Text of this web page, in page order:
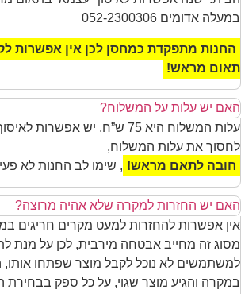
במעלה אדומים 052-2300306
החנות מתפקדת כמחסן לכן אין אפשרות
תאום מראש!
האם יש עלות על המשלוח?
עלות המשלוח היא 75 ש”ח, יש
לחסוך את עלות המשלוח,
חובה לתאם מראש! , שימו לב החנות לא
האם יש החזרות למקרה שלא אהיה מרוצה?
אין אפשרות להחזרות למעט מקרים חריגים
מסוג זה מחייב אבטחה מירבית, לכן על מנת
למשתמשים לא נוכל לקבל מוצר שפתחו
במקרה והגיע מוצר שגוי, על כל ספק בבחירת